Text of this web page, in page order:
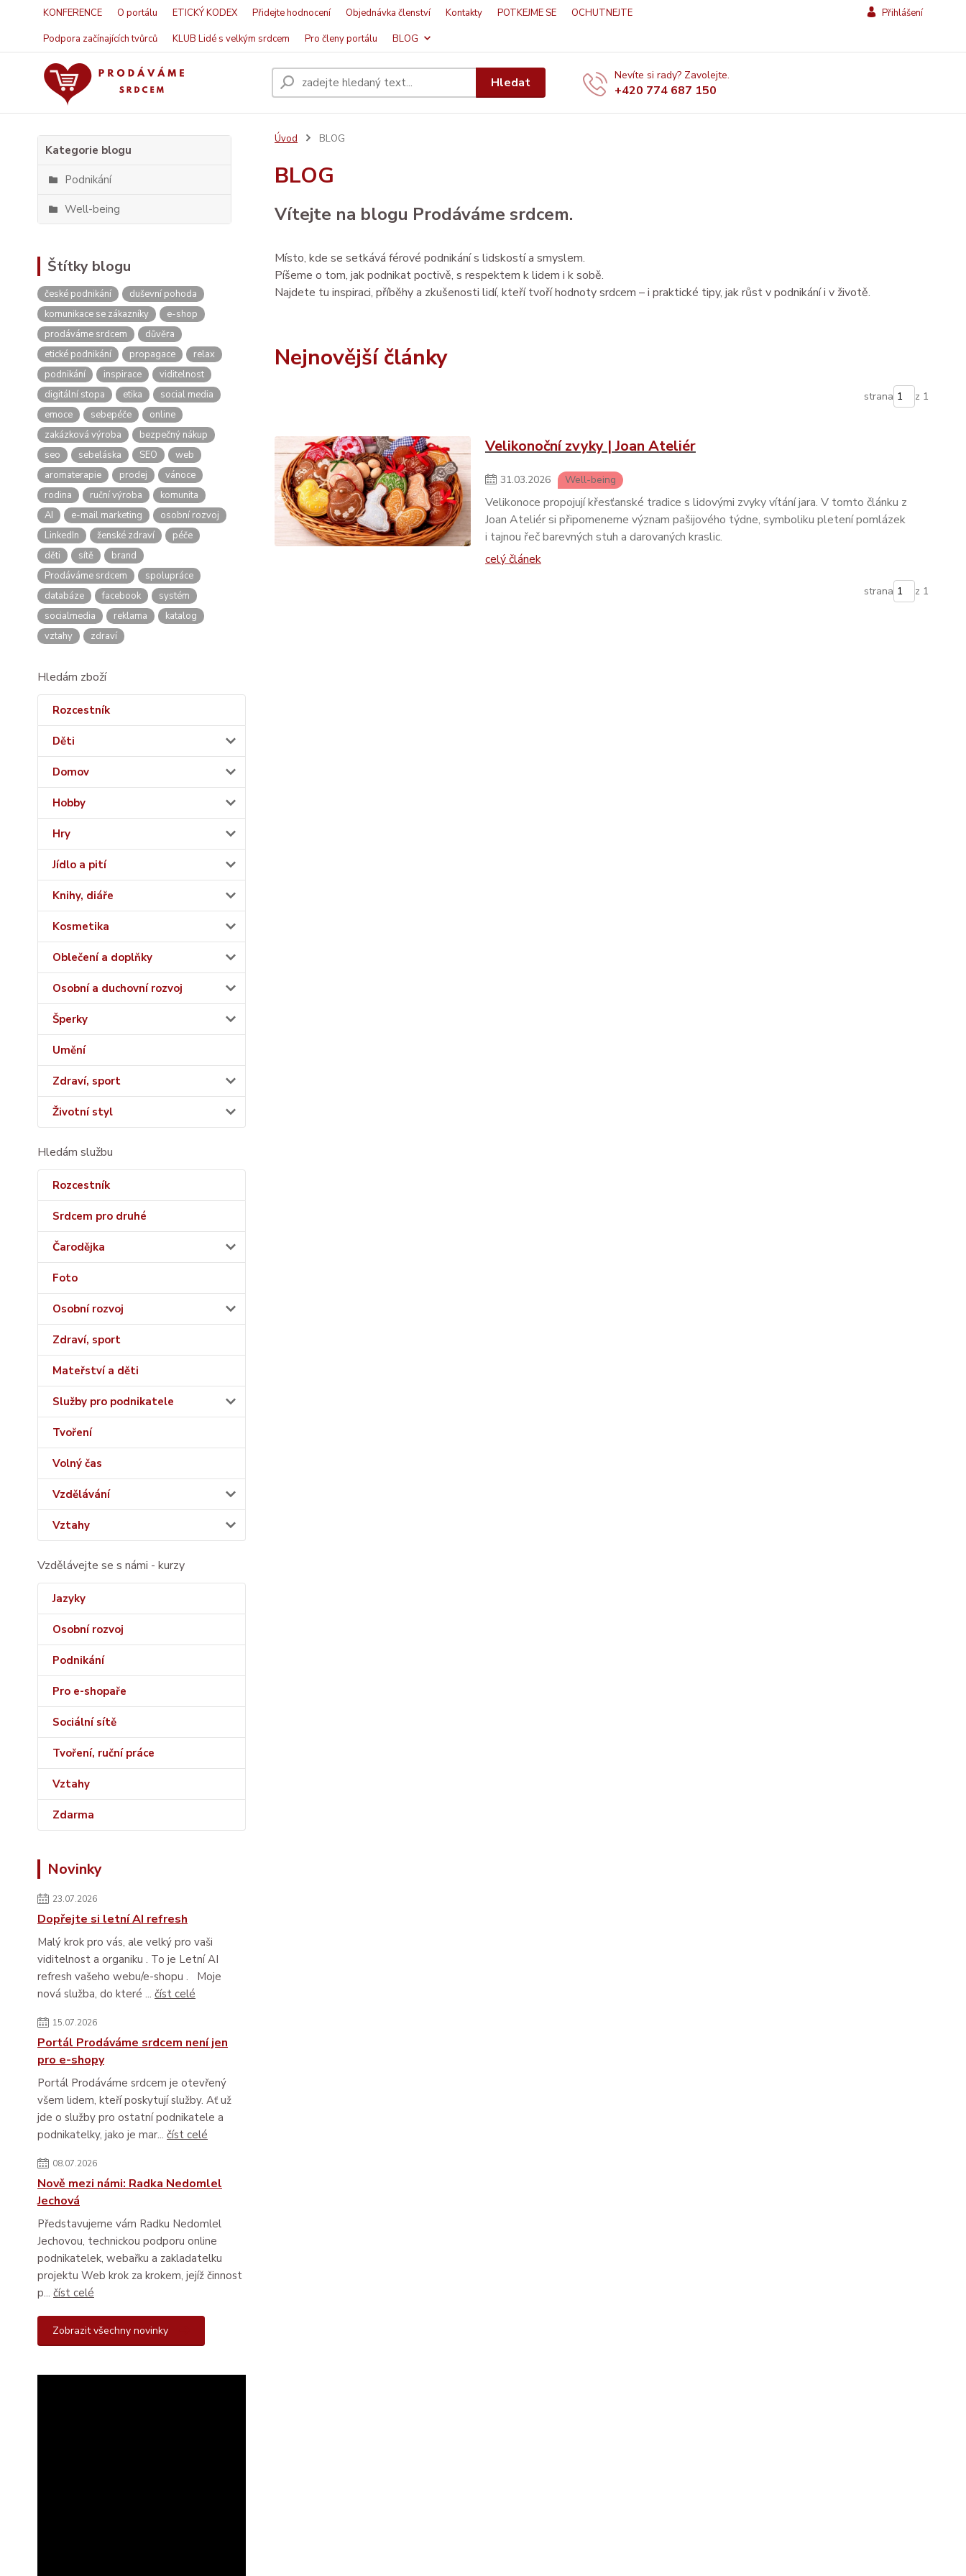
KONFERENCE O portálu ETICKÝ KODEX Přidejte hodnocení Objednávka členství Kontakty POTKEJME SE
OCHUTNEJTE
Podpora začínajících tvůrců
KLUB Lidé s velkým srdcem Pro členy portálu BLOG
Přihlášení
Hledat Nevíte si rady? Zavolejte.
+420 774 687 150
Kategorie blogu
Podnikání
Well-being
Štítky blogu
české podnikání
duševní pohoda
komunikace se zákazníky
e-shop
prodáváme srdcem
důvěra
etické podnikání
propagace
relax
podnikání
inspirace
viditelnost
digitální stopa
etika
social media
emoce
sebepéče
online
zakázková výroba
bezpečný nákup
seo
sebeláska SEO
web
aromaterapie
prodej
vánoce
rodina
ruční výroba
komunita
AI
e-mail marketing
osobní rozvoj
LinkedIn
ženské zdraví
péče
děti
sítě
brand
Prodáváme srdcem
spolupráce
databáze
facebook
systém
socialmedia
reklama
katalog
vztahy
zdraví
Hledám zboží
Rozcestník
Děti
Domov
Hobby
Hry
Jídlo a pití
Knihy, diáře
Kosmetika
Oblečení a doplňky
Osobní a duchovní rozvoj
Šperky
Umění
Zdraví, sport
Životní styl
Hledám službu
Rozcestník
Srdcem pro druhé
Čarodějka
Foto
Osobní rozvoj
Zdraví, sport
Mateřství a děti
Služby pro podnikatele
Tvoření
Volný čas
Vzdělávání
Vztahy
Vzdělávejte se s námi - kurzy
Jazyky
Osobní rozvoj
Podnikání
Pro e-shopaře
Sociální sítě
Tvoření, ruční práce
Vztahy
Zdarma
Novinky
23.07.2026
Dopřejte si letní AI refresh
Malý krok pro vás, ale velký pro vaši
viditelnost a organiku . To je Letní AI
refresh vašeho webu/e-shopu . Moje
nová služba, do které ... číst celé
15.07.2026
Portál Prodáváme srdcem není jen
pro e-shopy
Portál Prodáváme srdcem je otevřený
všem lidem, kteří poskytují služby. Ať už
jde o služby pro ostatní podnikatele a
podnikatelky, jako je mar... číst celé
08.07.2026
Nově mezi námi: Radka Nedomlel
Jechová
Představujeme vám Radku Nedomlel
Jechovou, technickou podporu online
podnikatelek, webařku a zakladatelku
projektu Web krok za krokem, jejíž činnost
p... číst celé
Zobrazit všechny novinky
Úvod BLOG
BLOG
Vítejte na blogu Prodáváme srdcem.
Místo, kde se setkává férové podnikání s lidskostí a smyslem.
Píšeme o tom, jak podnikat poctivě, s respektem k lidem i k sobě.
Najdete tu inspiraci, příběhy a zkušenosti lidí, kteří tvoří hodnoty srdcem – i praktické tipy, jak růst v podnikání i v životě.
Nejnovější články
strana z 1
Velikonoční zvyky | Joan Ateliér
31.03.2026 Well-being
Velikonoce propojují křesťanské tradice s lidovými zvyky vítání jara. V tomto článku z
Joan Ateliér si připomeneme význam pašijového týdne, symboliku pletení pomlázek
i tajnou řeč barevných stuh a darovaných kraslic.
celý článek
strana z 1